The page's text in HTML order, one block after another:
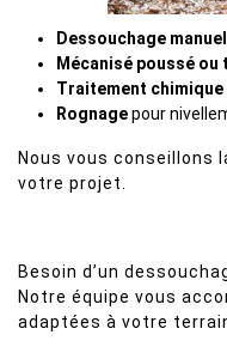
Dessouchage manuel
Mécanisé poussé ou
Traitement chimique
Rognagepour
Nous vous conseillons
votre projet.
Besoin d’un
Notre équipe vous
adaptées à votre